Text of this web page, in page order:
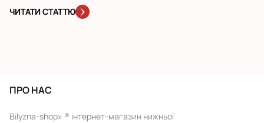
ЧИТАТИ СТАТТЮ
ПРО НАС
Bilyzna-shop» ® інтернет-магазин нижньої